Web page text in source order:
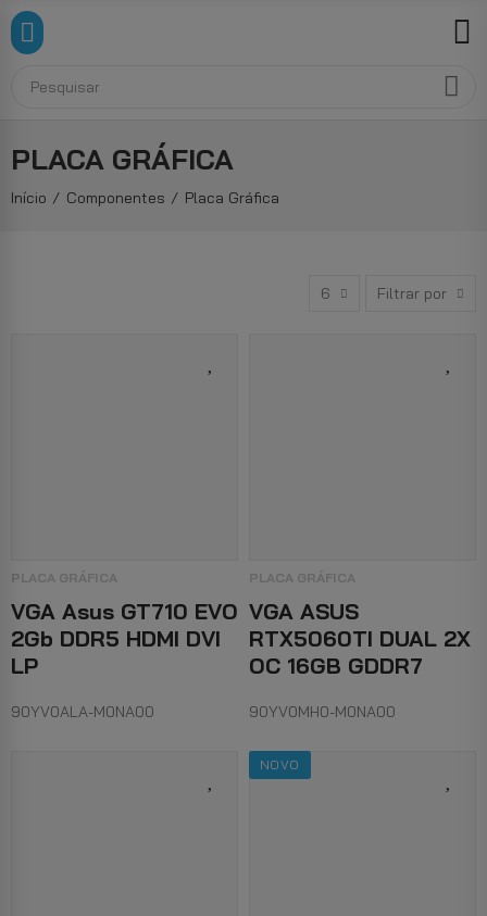
PLACA GRÁFICA
Início Componentes Placa Gráfica
6 Filtrar por
PLACA GRÁFICA
VGA Asus GT710 EVO
2Gb DDR5 HDMI DVI
LP
90YV0ALA-M0NA00
PLACA GRÁFICA
VGA ASUS
RTX5060TI DUAL 2X
OC 16GB GDDR7
90YV0MH0-M0NA00
NOVO